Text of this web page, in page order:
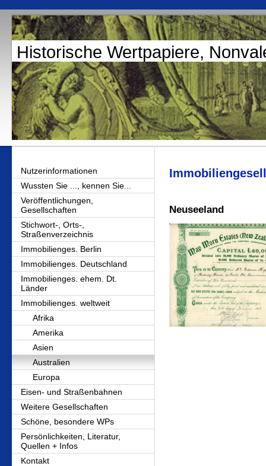
Historische Wertpapiere,
Nutzerinformationen
Wussten Sie ..., kennen Sie...
Veröffentlichungen,
Gesellschaften
Stichwort-, Orts-,
Straßenverzeichnis
Immobilienges. Berlin
Immobilienges. Deutschland
Immobilienges. ehem. Dt.
Länder
Immobilienges. weltweit
Afrika
Amerika
Asien
Australien
Europa
Eisen- und Straßenbahnen
Weitere Gesellschaften
Schöne, besondere WPs
Persönlichkeiten, Literatur,
Quellen + Infos
Kontakt
..
Neuseeland